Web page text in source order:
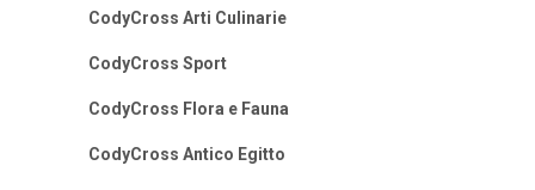
CodyCross Arti Culinarie
CodyCross Sport
CodyCross Flora e Fauna
CodyCross Antico Egitto